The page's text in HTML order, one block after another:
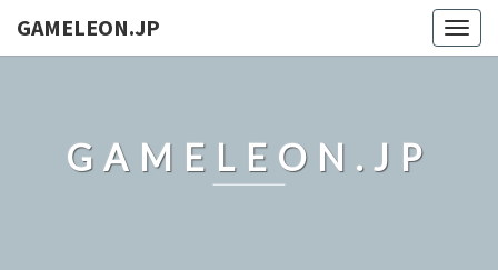
GAMELEON.JP
GAMELEON.JP